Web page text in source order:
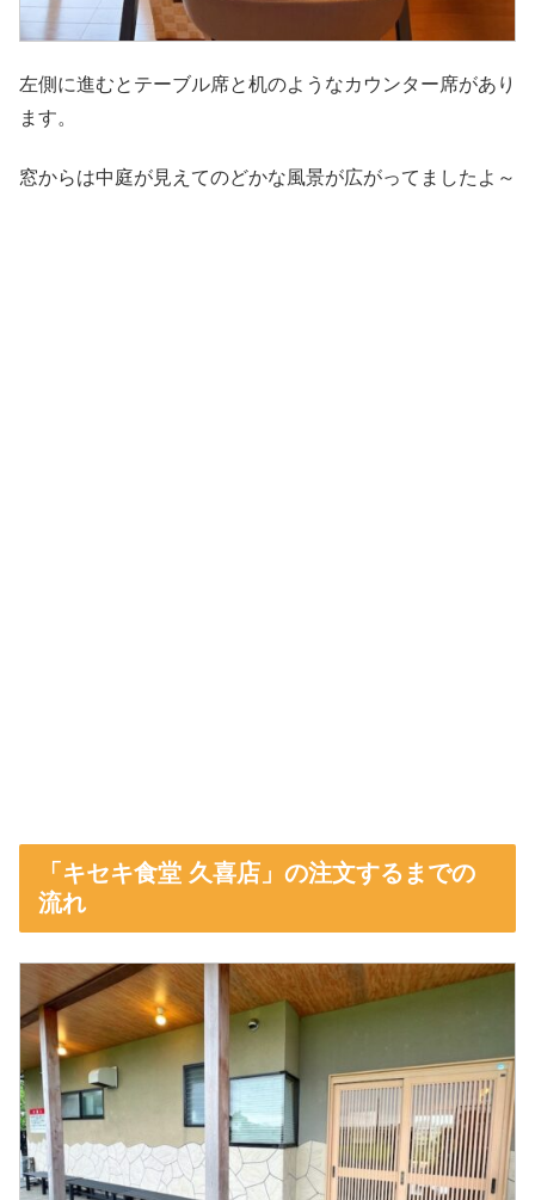
左側に進むとテーブル席と机のようなカウンター席があり
ます。
窓からは中庭が見えてのどかな風景が広がってましたよ～
「キセキ食堂 久喜店」の注文するまでの
流れ